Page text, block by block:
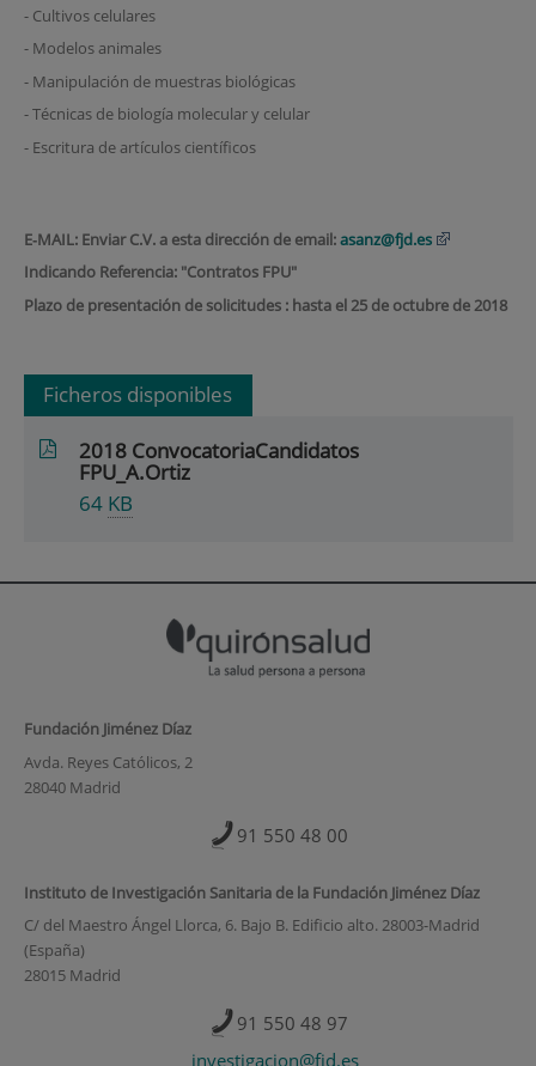
- Cultivos celulares
- Modelos animales
- Manipulación de muestras biológicas
- Técnicas de biología molecular y celular
- Escritura de artículos científicos
E‐MAIL: Enviar C.V. a esta dirección de email:asanz@fjd.es
Indicando Referencia: "Contratos FPU"
Plazo de presentación de solicitudes : hasta el 25 de octubre de 2018
Ficheros disponibles
2018 ConvocatoriaCandidatos
FPU_A.Ortiz
64 KB
Fundación Jiménez Díaz
Avda. Reyes Católicos, 2
28040 Madrid
91 550 48 00
Instituto de Investigación Sanitaria de la Fundación Jiménez Díaz
C/ del Maestro Ángel Llorca, 6. Bajo B. Edificio alto. 28003-Madrid
(España)
28015 Madrid
91 550 48 97
investigacion@fjd.es